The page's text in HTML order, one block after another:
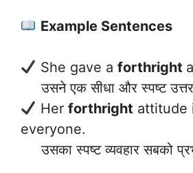
Example Sentences
She gave a forthright
उसने एक सीधा और स्पष्ट उत्तर
Her forthright attitude
everyone.
उसका स्पष्ट व्यवहार सबको